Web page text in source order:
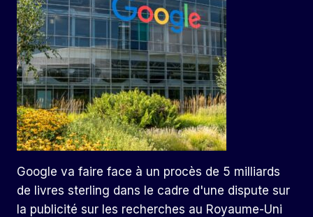
Google va faire face à un procès de 5 milliards
de livres sterling dans le cadre d'une dispute sur
la publicité sur les recherches au Royaume-Uni